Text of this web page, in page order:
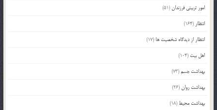
امور تربیتی فرزندان(51)
انتظار (164)
انتظار از دیدگاه شخصیت ها (17)
اهل بیت (104)
بهداشت جسم(73)
بهداشت روان(26)
بهداشت محیط (18)